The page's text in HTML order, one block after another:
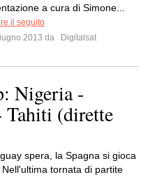
a cura di Simone...
il seguito
2013 da
Digitalsat
Nigeria -
Tahiti (dirette
spera, la Spagna si gioca
Nell'ultima tornata di partite